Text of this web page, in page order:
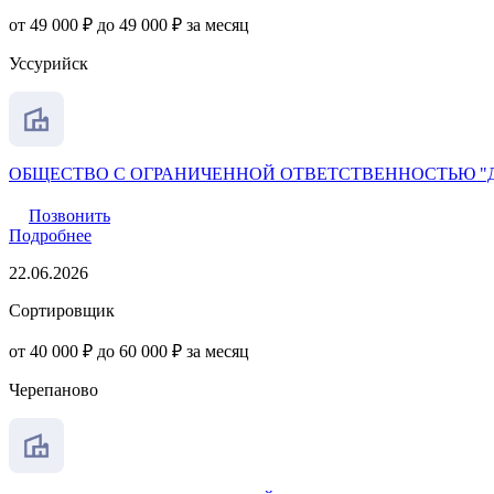
от 49 000 ₽ до 49 000 ₽ за месяц
Уссурийск
ОБЩЕСТВО С ОГРАНИЧЕННОЙ ОТВЕТСТВЕННОСТЬЮ
Позвонить
Подробнее
22.06.2026
Сортировщик
от 40 000 ₽ до 60 000 ₽ за месяц
Черепаново